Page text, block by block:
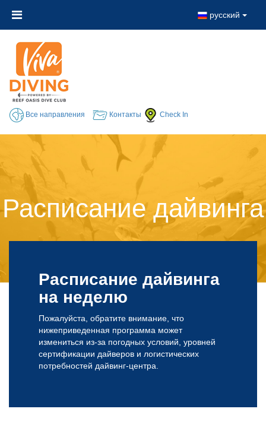
русский
Все направления Контакты Check In
Расписание дайвинга
Расписание дайвинга
на неделю
Пожалуйста, обратите внимание, что
нижеприведенная программа может
измениться из-за погодных условий, уровней
сертификации дайверов и логистических
потребностей дайвинг-центра.